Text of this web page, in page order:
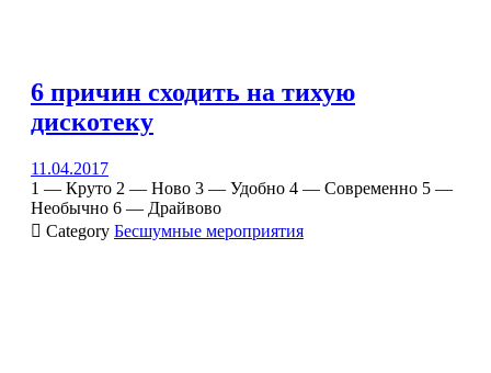
6 причин сходить на тихую
дискотеку
11.04.2017
1 — Круто 2 — Ново 3 — Удобно 4 — Современно 5 —
Необычно 6 — Драйвово
 Category Бесшумные мероприятия